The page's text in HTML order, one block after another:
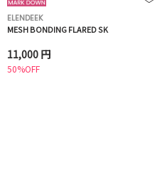
ELENDEEK
MESH BONDING FLARED SK
11,000 円
50%OFF